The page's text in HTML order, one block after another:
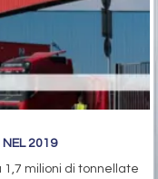
NEL 2019
milioni di tonnellate